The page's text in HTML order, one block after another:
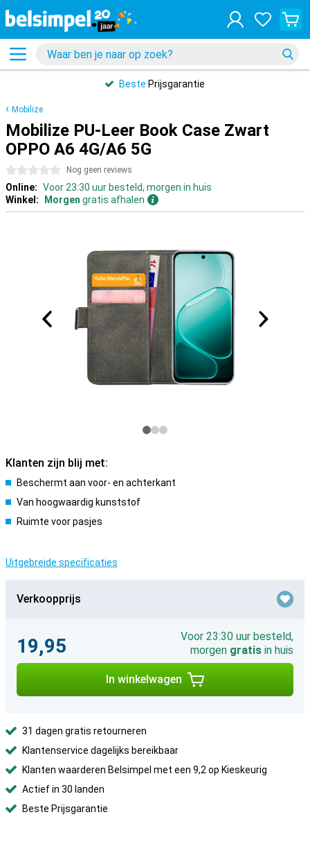
Beste Prijsgarantie
Mobilize
Mobilize PU-Leer Book Case Zwart
OPPO A6 4G/A6 5G
0 sterren Nog geen reviews
Online: Voor 23:30 uur besteld, morgen in huis
Winkel:
Morgen gratis afhalen
Klanten zijn blij met:
Beschermt aan voor- en achterkant
Van hoogwaardig kunststof
Ruimte voor pasjes
Uitgebreide specificaties
Verkoopprijs
19,95
Voor 23:30 uur besteld,
morgen gratis in huis
In winkelwagen
31 dagen gratis retourneren
Klantenservice dagelijks bereikbaar
Klanten waarderen Belsimpel met een 9,2 op Kieskeurig
Actief in 30 landen
Beste Prijsgarantie